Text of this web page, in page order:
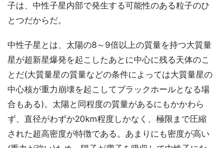
子は、中性子星内部で発生する可能性のある粒子のひ
とつだからだ。
中性子星とは、太陽の8～9倍以上の質量を持つ大質量
星が超新星爆発を起こしたあとに中心に残る天体のこ
とだ(大質量星の質量などの条件によっては大質量星の
中心核が重力崩壊を起こしてブラックホールとなる場
合もある)。太陽と同程度の質量があるにもかかわら
ず、直径がわずか20km程度しかなく、極限まで圧縮
された超高密度が特徴である。あまりにも密度が高い